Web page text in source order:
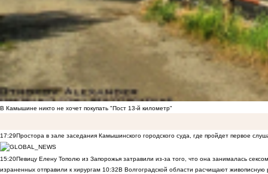
В Камышине никто не хочет покупать "Пост 13-й километр"
17:29Простора в зале заседания Камышинского городского суда, где пройдет первое
15:20Певицу Елену Тополю из Запорожья затравили из-за того, что она занималась
израненных отправили к хирургам 10:32В Волгоградской области расчищают